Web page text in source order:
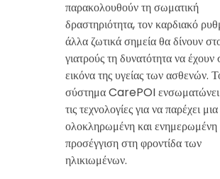
παρακολουθούν τη σωματική
δραστηριότητα, τον καρδιακό
άλλα ζωτικά σημεία θα δίνουν
γιατρούς τη δυνατότητα να έχουν
εικόνα της υγείας των ασθενών.
σύστημα CarePOI ενσωματώνει
τις τεχνολογίες για να παρέχει μια
ολοκληρωμένη και ενημερωμένη
προσέγγιση στη φροντίδα των
ηλικιωμένων.